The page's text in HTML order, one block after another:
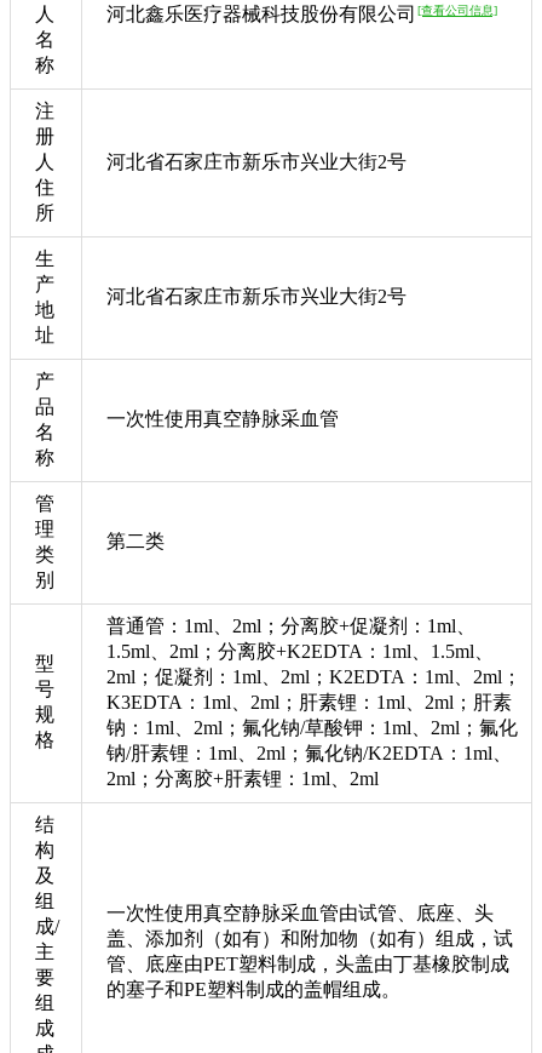
人
名
称
河北鑫乐医疗器械科技股份有限公司 [查看公司信息]
注
册
人
住
所
河北省石家庄市新乐市兴业大街2号
生
产
地
址
河北省石家庄市新乐市兴业大街2号
产
品
名
称
一次性使用真空静脉采血管
管
理
类
别
第二类
型
号
规
格
普通管：1ml、2ml；分离胶+促凝剂：1ml、
1.5ml、2ml；分离胶+K2EDTA：1ml、1.5ml、
2ml；促凝剂：1ml、2ml；K2EDTA：1ml、2ml；
K3EDTA：1ml、2ml；肝素锂：1ml、2ml；肝素
钠：1ml、2ml；氟化钠/草酸钾：1ml、2ml；氟化
钠/肝素锂：1ml、2ml；氟化钠/K2EDTA：1ml、
2ml；分离胶+肝素锂：1ml、2ml
结
构
及
组
成/
主
要
组
成
一次性使用真空静脉采血管由试管、底座、头
盖、添加剂（如有）和附加物（如有）组成，试
管、底座由PET塑料制成，头盖由丁基橡胶制成
的塞子和PE塑料制成的盖帽组成。